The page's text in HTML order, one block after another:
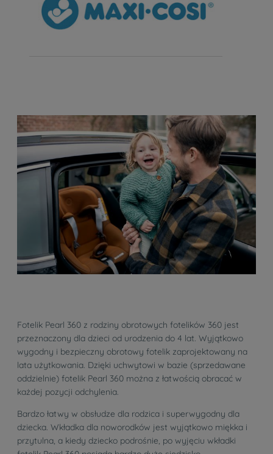
Fotelik Pearl 360 z rodziny obrotowych fotelików 360 jest
przeznaczony dla dzieci od urodzenia do 4 lat. Wyjątkowo
wygodny i bezpieczny obrotowy fotelik zaprojektowany na
lata użytkowania. Dzięki uchwytowi w bazie (sprzedawane
oddzielnie) fotelik Pearl 360 można z łatwością obracać w
każdej pozycji odchylenia.
Bardzo łatwy w obsłudze dla rodzica i superwygodny dla
dziecka. Wkładka dla noworodków jest wyjątkowo miękka i
przytulna, a kiedy dziecko podrośnie, po wyjęciu wkładki